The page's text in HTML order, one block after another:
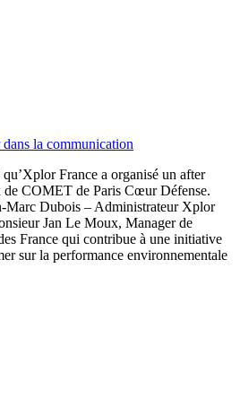
la communication
France a organisé un after
de COMET de Paris Cœur Défense.
Marc Dubois – Administrateur Xplor
Jan Le Moux, Manager de
France qui contribue à une initiative
sur la performance environnementale